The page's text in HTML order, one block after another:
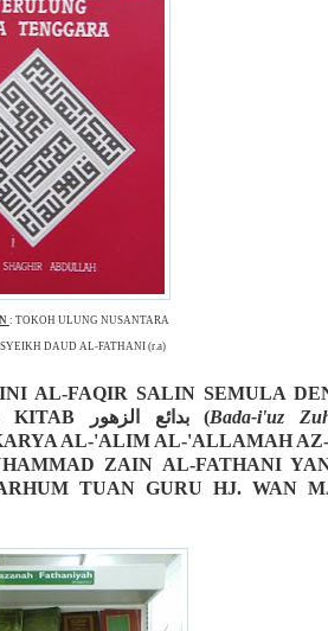
: TOKOH ULUNG NUSANTARA
DAUD AL-FATHANI (r.a)
AL-FAQIR SALIN SEMULA
KITAB
بدائع الزهور(Bada-i'uz
AL-'ALIM AL-'ALLAMAH
ZAIN AL-FATHANI
TUAN GURU HJ. WAN